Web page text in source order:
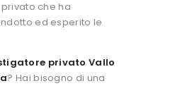
che ha
ed esperito le
privato Vallo
? Hai bisogno di una